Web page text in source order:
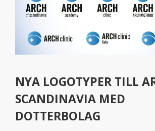
NYA LOGOTYPER TILL
SCANDINAVIA MED
DOTTERBOLAG